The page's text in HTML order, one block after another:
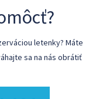
letenky? Máte
sa na nás obrátiť